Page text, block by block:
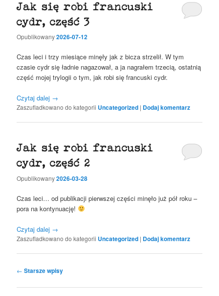
Jak się robi francuski
cydr, część 3
Opublikowany2026-07-12
Czas leci i trzy miesiące minęły jak z bicza strzelił. W tym
czasie cydr się ładnie nagazował, a ja nagrałem trzecią, ostatnią
część mojej trylogii o tym, jak robi się francuski cydr.
Czytaj dalej →
Zaszufladkowano do kategorii Uncategorized | Dodaj komentarz
Jak się robi francuski
cydr, część 2
Opublikowany2026-03-28
Czas leci… od publikacji pierwszej części minęło już pół roku –
pora na kontynuację!
Czytaj dalej →
Zaszufladkowano do kategorii Uncategorized | Dodaj komentarz
Nawigacja
← Starsze wpisy